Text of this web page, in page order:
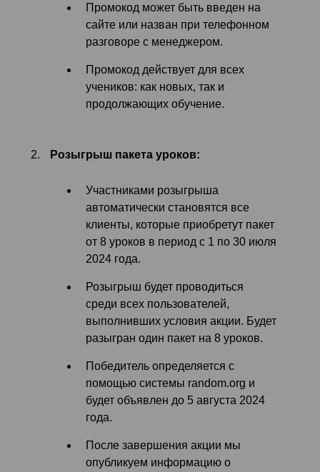
Промокод может быть введен на
сайте или назван при телефонном
разговоре с менеджером.
Промокод действует для всех
учеников: как новых, так и
продолжающих обучение.
Розыгрыш пакета уроков:
Участниками розыгрыша
автоматически становятся все
клиенты, которые приобретут пакет
от 8 уроков в период с 1 по 30 июля
2024 года.
Розыгрыш будет проводиться
среди всех пользователей,
выполнивших условия акции. Будет
разыгран один пакет на 8 уроков.
Победитель определяется с
помощью системы random.org и
будет объявлен до 5 августа 2024
года.
После завершения акции мы
опубликуем информацию о